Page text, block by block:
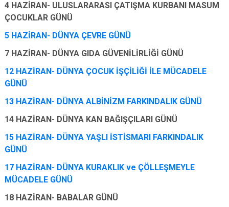
4 HAZİRAN- ULUSLARARASI ÇATIŞMA KURBANI MASUM
ÇOCUKLAR GÜNÜ
5 HAZİRAN- DÜNYA ÇEVRE GÜNÜ
7 HAZİRAN- DÜNYA GIDA GÜVENİLİRLİĞİ GÜNÜ
12 HAZİRAN- DÜNYA ÇOCUK İŞÇİLİĞİ İLE MÜCADELE
GÜNÜ
13 HAZİRAN- DÜNYA ALBİNİZM FARKINDALIK GÜNÜ
14 HAZİRAN- DÜNYA KAN BAĞIŞÇILARI GÜNÜ
15 HAZİRAN- DÜNYA YAŞLI İSTİSMARI FARKINDALIK
GÜNÜ
17 HAZİRAN- DÜNYA KURAKLIK ve ÇÖLLEŞMEYLE
MÜCADELE GÜNÜ
18 HAZİRAN- BABALAR GÜNÜ